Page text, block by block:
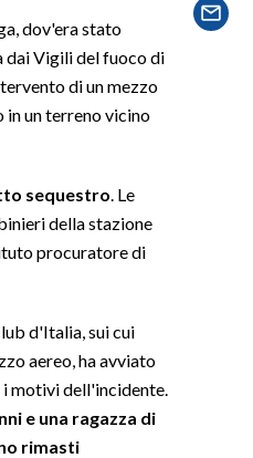
dov'era stato
dai Vigili del fuoco di
di un mezzo
in un terreno vicino
sequestro . Le
della stazione
procuratore di
d'Italia, sui cui
aereo, ha avviato
motivi dell'incidente.
e una ragazza di
rimasti